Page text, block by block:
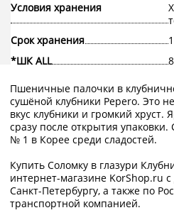
Условия хранения
Срок хранения
*ШК ALL
Пшеничные палочки в
сушёной клубники Pepero. Это
вкус клубники и громкий
сразу после открытия упаковки.
№ 1 в Корее среди сладостей.
Купить Соломку в глазури
интернет-магазине KorShop.ru
Санкт-Петербургу, а также по
транспортной компанией.